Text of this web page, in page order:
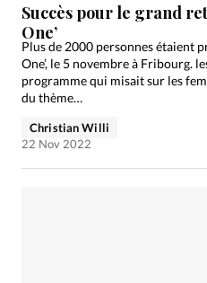
Succès pour le grand
One’
Plus de 2000 personnes étaient
One’, le 5 novembre à Fribourg.
programme qui misait sur les
du thème…
Christian Willi
22 Nov 2022